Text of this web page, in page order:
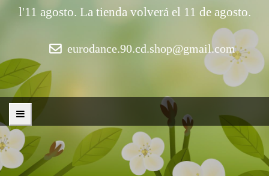
l'11 agosto. La tienda volverá el 11 de agosto.
eurodance.90.cd.shop@gmail.com